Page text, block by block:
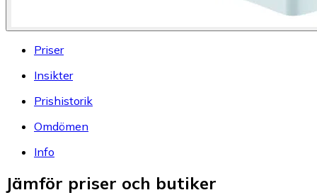
Priser
Insikter
Prishistorik
Omdömen
Info
Jämför priser och butiker